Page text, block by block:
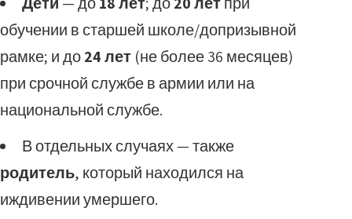
обучении в старшей школе/допризывной
рамке; и до24 лет (не более 36 месяцев)
при срочной службе в армии или на
национальной службе.
В отдельных случаях — также
родитель, который находился на
иждивении умершего.